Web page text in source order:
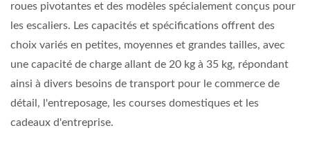
roues pivotantes et des modèles spécialement conçus pour
les escaliers. Les capacités et spécifications offrent des
choix variés en petites, moyennes et grandes tailles, avec
une capacité de charge allant de 20 kg à 35 kg, répondant
ainsi à divers besoins de transport pour le commerce de
détail, l'entreposage, les courses domestiques et les
cadeaux d'entreprise.